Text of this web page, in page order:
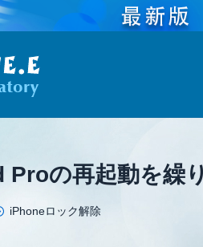
Proの再起動を繰
iPhoneロック解除